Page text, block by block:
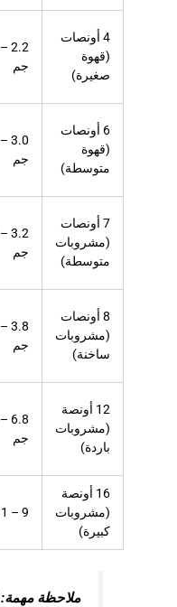
4 أونصات
(قهوة
صغيرة)
جم
6 أونصات
(قهوة
متوسطة)
جم
7 أونصات
(مشروبات
متوسطة)
جم
8 أونصات
(مشروبات
ساخنة)
جم
12 أونصة
(مشروبات
باردة)
جم
16 أونصة
(مشروبات
كبيرة)
9 – 11 جم
ملاحظة مهمة: